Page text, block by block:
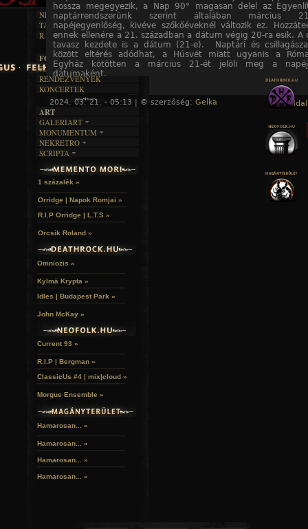
hossza megegyezik, a Nap 90° magasan delel az
naptárrendszerünk szerint általában március
napéjegyenlőség, kivéve szőkőéveknél változik ez.
ennek ellenére a 21. században a dátum végig 20-ra esik. A
tavasz kezdete is a dátum (21-e). Naptári és
között eltérés adódhat, a Húsvét miatt ugyanis a
Egyház kötötten a március 21-ét jelöli meg a
dátumaként.
2024. 03. 21. - 05:13 | © szerzőség: Gelka « Főoldal
ÍRÁSTÖRTÉNET
SZÖVEGES
RENDEZVÉNYEK
NEKROMANTIKA
AKTUÁLIS
A MÚLT
TAJTÉKOS NAPOK
R.I.P.
FOTÓGALÉRIA
FESZTIVÁLOK
RENDEZVÉNYEK
KONCERTEK
ART
GALERIART
ARTGALERI
KÉPREGÉNYEK
LAKÁSKULTS
MONUMENTUM
TEMETŐK
TEMPLOMOK
VÁRAK
HELYEK
NEKRETRO
SZUBKULT
FEKETE LYUK
RELIKVIÁK
SCRIPTA
NOVELLÁK
VERSEK
1 százalék »
Orridge | Napok Romjai »
R.I.P Orridge | L.T.S »
Orcsik Roland »
Omniozis »
Kylmä Krypta »
Idles | Budapest Park »
John McKay »
Current 93 »
R.I.P | Bergman »
ClassicUs #4 | mix|cloud »
Morgue Ensemble »
Hamarosan... »
Hamarosan... »
Hamarosan... »
Hamarosan... »